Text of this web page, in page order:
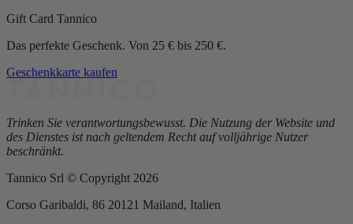
Gift Card Tannico
Das perfekte Geschenk. Von 25 € bis 250 €.
Geschenkkarte kaufen
Trinken Sie verantwortungsbewusst. Die Nutzung der Website und
des Dienstes ist nach geltendem Recht auf volljährige Nutzer
beschränkt.
Tannico Srl © Copyright 2026
Corso Garibaldi, 86 20121 Mailand, Italien